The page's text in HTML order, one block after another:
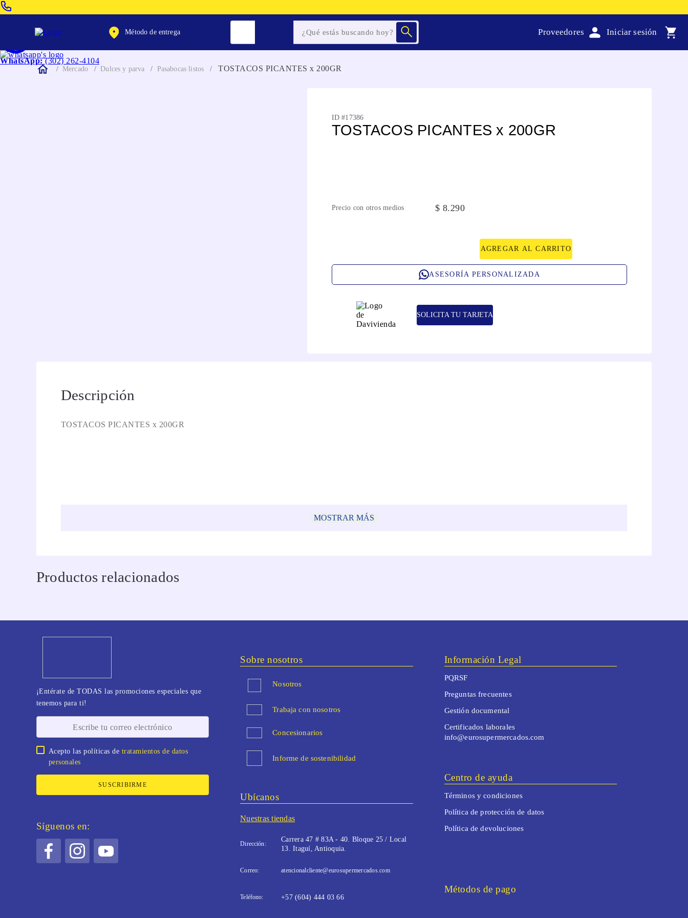
WhatsApp: (302) 262-4104
Método de entrega Proveedores
Mercado Dulces y parva Pasabocas listos TOSTACOS PICANTES x 200GR
ID #17386
TOSTACOS PICANTES x 200GR
Precio con otros medios $ 8.290
AGREGAR AL CARRITO
ASESORÍA PERSONALIZADA
SOLICITA TU TARJETA
Descripción
TOSTACOS PICANTES x 200GR
MOSTRAR MÁS
Productos relacionados
¡Entérate de TODAS las promociones especiales que
tenemos para ti!
Acepto las políticas de tratamientos de datos
personales
SUSCRIBIRME
Síguenos en:
Sobre nosotros
Nosotros
Trabaja con nosotros
Concesionarios
Informe de sostenibilidad
Ubícanos
Nuestras tiendas
Dirección:
Carrera 47 # 83A - 40. Bloque 25 / Local
13. Itaguí, Antioquia.
Correo: atencionalcliente@eurosupermercados.com
Teléfono: +57 (604) 444 03 66
Información Legal
PQRSF
Preguntas frecuentes
Gestión documental
Certificados laborales
info@eurosupermercados.com
Centro de ayuda
Términos y condiciones
Política de protección de datos
Política de devoluciones
Métodos de pago